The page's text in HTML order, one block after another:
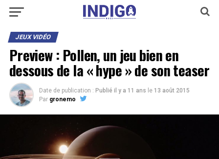
JEUX VIDÉO
Preview : Pollen, un jeu bien en
dessous de la « hype » de son teaser
Date de publication : Publié il y a 11 ans le 13 août 2015
Par gronemo